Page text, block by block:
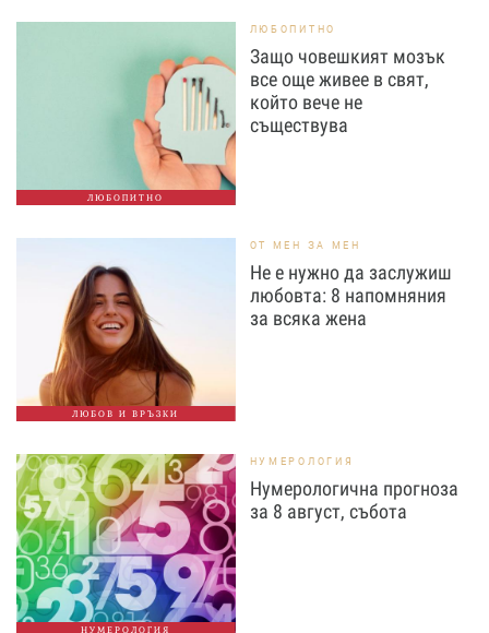
ЛЮБОПИТНО
ЛЮБОПИТНО
Защо човешкият мозък
все още живее в свят,
който вече не
съществува
ЛЮБОВ И ВРЪЗКИ
ОТ МЕН ЗА МЕН
Не е нужно да заслужиш
любовта: 8 напомняния
за всяка жена
НУМЕРОЛОГИЯ
НУМЕРОЛОГИЯ
Нумерологична прогноза
за 8 август, събота